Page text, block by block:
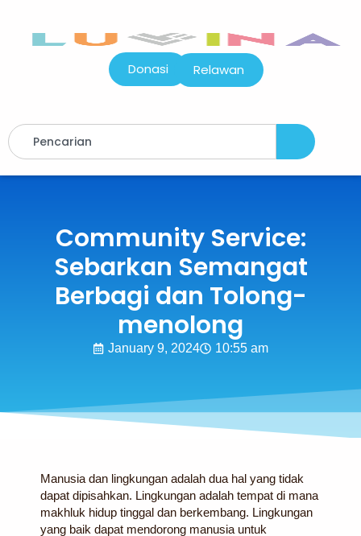
Donasi Relawan
Community Service:
Sebarkan Semangat
Berbagi dan Tolong-
menolong
January 9, 2024 10:55 am
Manusia dan lingkungan adalah dua hal yang tidak
dapat dipisahkan. Lingkungan adalah tempat di mana
makhluk hidup tinggal dan berkembang. Lingkungan
yang baik dapat mendorong manusia untuk